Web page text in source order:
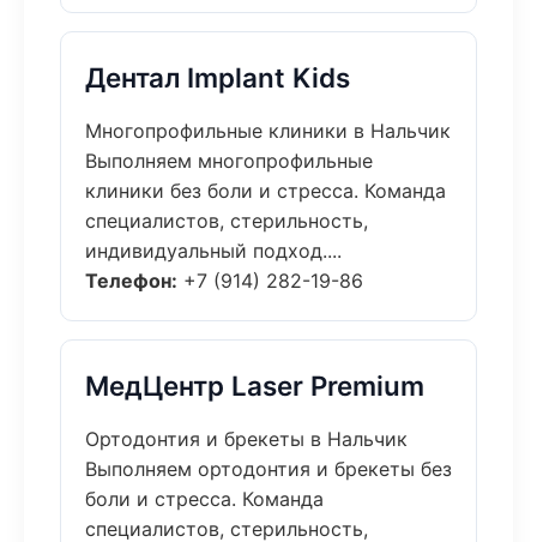
Дентал Implant Kids
Многопрофильные клиники в Нальчик
Выполняем многопрофильные
клиники без боли и стресса. Команда
специалистов, стерильность,
индивидуальный подход....
Телефон: +7 (914) 282-19-86
МедЦентр Laser Premium
Ортодонтия и брекеты в Нальчик
Выполняем ортодонтия и брекеты без
боли и стресса. Команда
специалистов, стерильность,